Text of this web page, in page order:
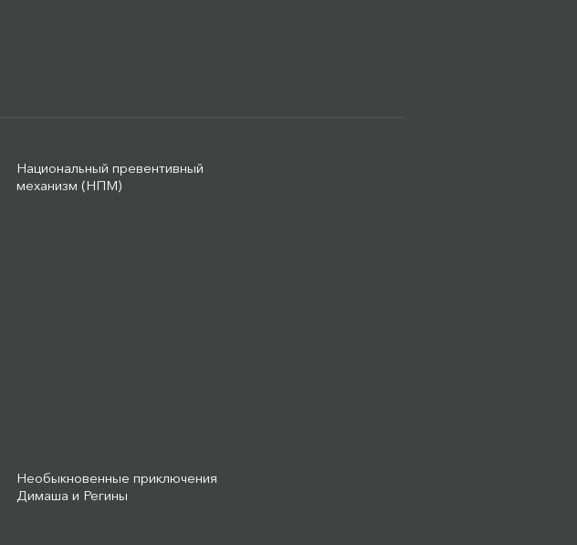
Национальный превентивный
механизм (НПМ)
Необыкновенные приключения
Димаша и Регины